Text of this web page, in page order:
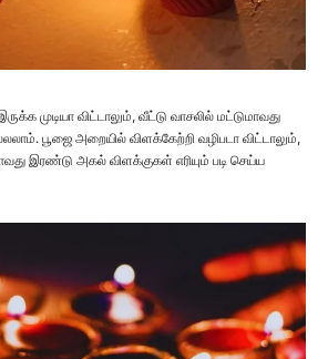
முடியா விட்டாலும், வீட்டு வாசலில் மட்டுமாவது
பூஜை அறையில் விளக்கேற்றி வழிபடா விட்டாலும்,
இரண்டு அகல் விளக்குகள் எரியும் படி செய்ய